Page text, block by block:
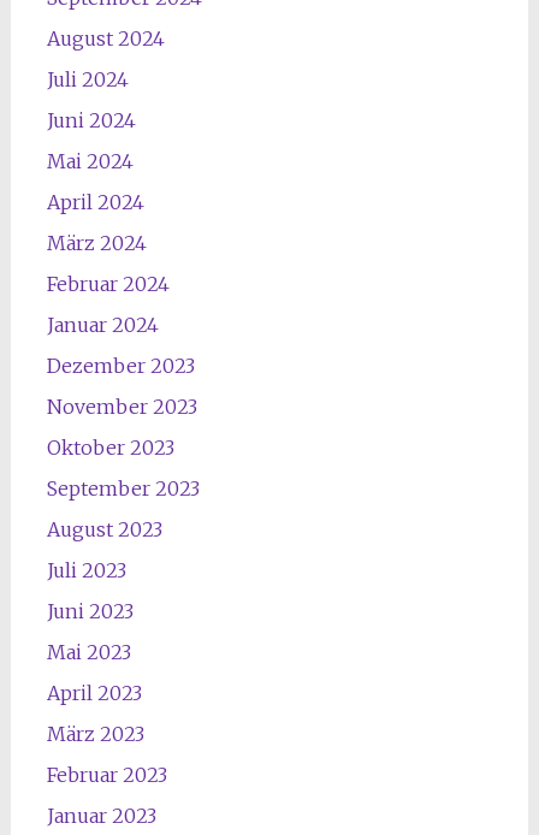
August 2024
Juli 2024
Juni 2024
Mai 2024
April 2024
März 2024
Februar 2024
Januar 2024
Dezember 2023
November 2023
Oktober 2023
September 2023
August 2023
Juli 2023
Juni 2023
Mai 2023
April 2023
März 2023
Februar 2023
Januar 2023